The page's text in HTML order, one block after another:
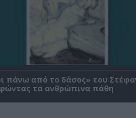
πάνω από το δάσος» του
τα ανθρώπινα πάθη